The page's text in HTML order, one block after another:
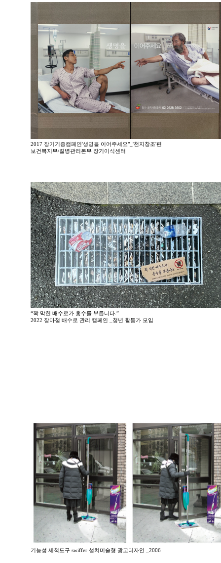
2017 장기기증캠페인'생명을 이어주세요"_'천지창조'편
보건복지부/질병관리본부 장기이식센터
“꽉 막힌 배수로가 홍수를 부릅니다.”
2022 장마철 배수로 관리 캠페인 _청년 활동가 모임
기능성 세척도구 swiffer 설치미술형 광고디자인 _2006